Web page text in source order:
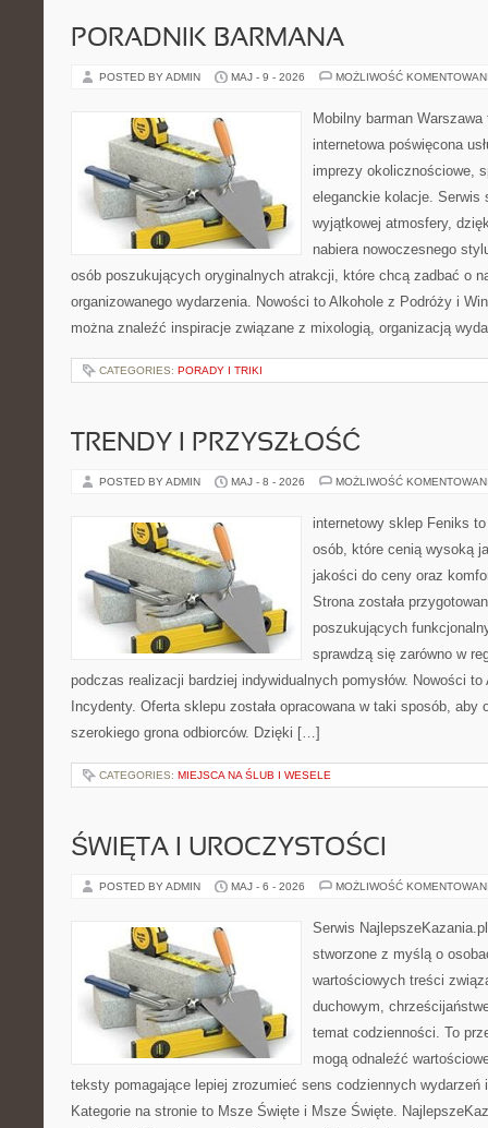
PORADNIK BARMANA
POSTED BY ADMIN MAJ - 9 - 2026 MOŻLIWOŚĆ
Mobilny barman
internetowa poświęcona
imprezy okolicznościowe,
eleganckie kolacje. Serwis
wyjątkowej atmosfery,
nabiera nowoczesnego
osób poszukujących oryginalnych atrakcji, które chcą zadbać o
organizowanego wydarzenia. Nowości to Alkohole z Podróży i
można znaleźć inspiracje związane z mixologią, organizacją
CATEGORIES: PORADY I TRIKI
TRENDY I PRZYSZŁOŚĆ
POSTED BY ADMIN MAJ - 8 - 2026 MOŻLIWOŚĆ
internetowy sklep Feniks
osób, które cenią wysoką
jakości do ceny oraz
Strona została
poszukujących
sprawdzą się zarówno w
podczas realizacji bardziej indywidualnych pomysłów. Nowości
Incydenty. Oferta sklepu została opracowana w taki sposób, aby
szerokiego grona odbiorców. Dzięki […]
CATEGORIES: MIEJSCA NA ŚLUB I WESELE
ŚWIĘTA I UROCZYSTOŚCI
POSTED BY ADMIN MAJ - 6 - 2026 MOŻLIWOŚĆ
Serwis
stworzone z myślą o
wartościowych treści
duchowym,
temat codzienności. To
mogą odnaleźć
teksty pomagające lepiej zrozumieć sens codziennych wydarzeń
Kategorie na stronie to Msze Święte i Msze Święte.